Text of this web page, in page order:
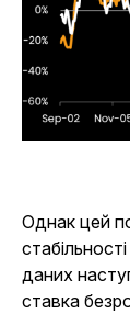
Однак цей
даних
ставка